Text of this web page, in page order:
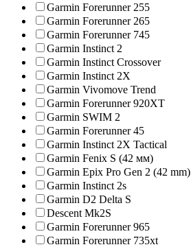
Garmin Forerunner 255
Garmin Forerunner 265
Garmin Forerunner 745
Garmin Instinct 2
Garmin Instinct Crossover
Garmin Instinct 2X
Garmin Vivomove Trend
Garmin Forerunner 920XT
Garmin SWIM 2
Garmin Forerunner 45
Garmin Instinct 2X Tactical
Garmin Fenix S (42 мм)
Garmin Epix Pro Gen 2 (42 mm)
Garmin Instinct 2s
Garmin D2 Delta S
Descent Mk2S
Garmin Forerunner 965
Garmin Forerunner 735xt